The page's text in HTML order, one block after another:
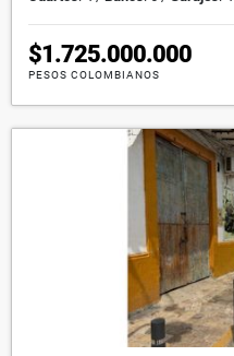
$1.725.000.000
PESOS COLOMBIANOS